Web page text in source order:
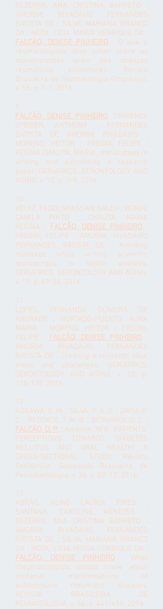
BEZERRA, ANA CRISTINA BARRETO ;
AMORIM, RIVADÁVIO FERNANDES
BATISTA DE ; SILVA, MARIANA BRANCO
DA ; MOTA, LICIA MARIA HENRIQUE DA ;
FALCÃO, DENISE PINHEIRO . O que o
reumatologista deve saber sobre as
manifestações orais das doenças
reumáticas autoimunes. Revista
Brasileira de Reumatologia (Impresso),
v. 56, p. 1-1, 2016.
9.
FALCÃO, DENISE PINHEIRO; TERRENCE
O?BRIEN, ANTHONY ; FERNANDES
BATISTA DE AMORIM, RIVADÁVIO ;
MORENO, HEITOR ; FREGNI, FELIPE ;
REGINA CHALITA, MARIA . Initial steps in
writing and submitting a research
paper. GERIATRICS, GERONTOLOGY AND
AGING, v. 10, p. 3-9, 2016.
10.
VELEZ, FADDI GHASSAN SALEH ; BONIN,
CAMILA PINTO ; CHALITA, MARIA
REGINA ; FALCÃO, DENISE PINHEIRO ;
FREGNI, FELIPE ; AMORIM, RIVADÁVIO
FERNANDES BATISTA DE . Avoiding
mistakes while writing scientific
manuscripts in health sciences.
GERIATRICS, GERONTOLOGY AND AGING,
v. 10, p. 49-56, 2016.
11.
LOPES, FERNANDA OLIVEIRA DE
ANDRADE ; HURTADO-PUERTO, AURA
MARIA ; MORENO, HEITOR ; FREGNI,
FELIPE ; FALCÃO, DENISE PINHEIRO ;
AMORIM, RIVADAVIO FERNANDES
BATISTA DE . Creating a research idea:
steps and challenges. GERIATRICS,
GERONTOLOGY AND AGING, v. 10, p.
118-125, 2016.
12.
KOGAWA, E. M. ; SILVA, P. A. O. ; GRISI, D.
C. ; REZENDE, T. M. B. ; BERNARDI, D. L. ;
FALCÃO, D. P. ; Amorim, RFB . PATIENTS'
PERCEPTIONS TOWARDS DIABETES
MELLITUS AND ORAL HEALTH: A
CROSS-SECTIONAL STUDY. Revista
Peridontia. Sociedade Brasileira de
Periodontologia, v. 26, p. 07-13, 2016.
13.
ABRÃO, ALINE LAURIA PIRES ;
SANTANA, CAROLINE MENEZES ;
BEZERRA, ANA CRISTINA BARRETO ;
AMORIM, RIVADÁVIO FERNANDES
BATISTA DE ; SILVA, MARIANA BRANCO
DA ; MOTA, LICIA MARIA HENRIQUE DA ;
FALCÃO, DENISE PINHEIRO. What
rheumatologists should know about
orofacial manifestations of
autoimmune rheumatic diseases.
REVISTA BRASILEIRA DE
REUMATOLOGIA, v. 56, p. 441-450, 2016.